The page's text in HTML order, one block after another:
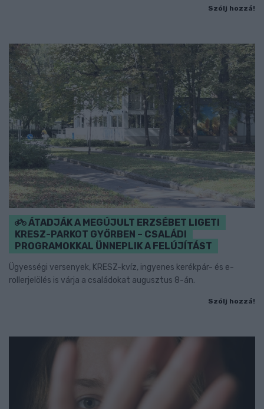
Szólj hozzá!
ÁTADJÁK A MEGÚJULT ERZSÉBET LIGETI
KRESZ-PARKOT GYŐRBEN – CSALÁDI
PROGRAMOKKAL ÜNNEPLIK A FELÚJÍTÁST
Ügyességi versenyek, KRESZ-kvíz, ingyenes kerékpár- és e-
rollerjelölés is várja a családokat augusztus 8-án.
Szólj hozzá!